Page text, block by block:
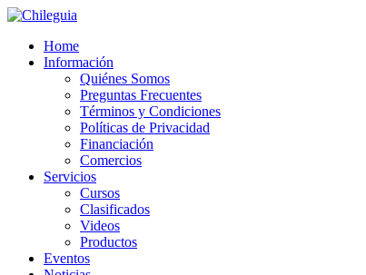
Home
Información
Quiénes Somos
Preguntas Frecuentes
Términos y Condiciones
Políticas de Privacidad
Financiación
Comercios
Servicios
Cursos
Clasificados
Videos
Productos
Eventos